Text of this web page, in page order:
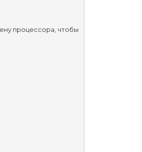
процессора, чтобы